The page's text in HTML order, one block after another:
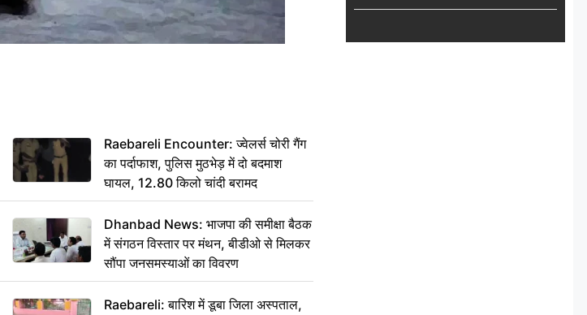
Raebareli Encounter: ज्वेलर्स चोरी गैंग
का पर्दाफाश, पुलिस मुठभेड़ में दो बदमाश
घायल, 12.80 किलो चांदी बरामद
Dhanbad News: भाजपा की समीक्षा बैठक
में संगठन विस्तार पर मंथन, बीडीओ से मिलकर
सौंपा जनसमस्याओं का विवरण
Raebareli: बारिश में डूबा जिला अस्पताल,
मंथन, बीडीओ से
जनसमस्याओं का विवरण